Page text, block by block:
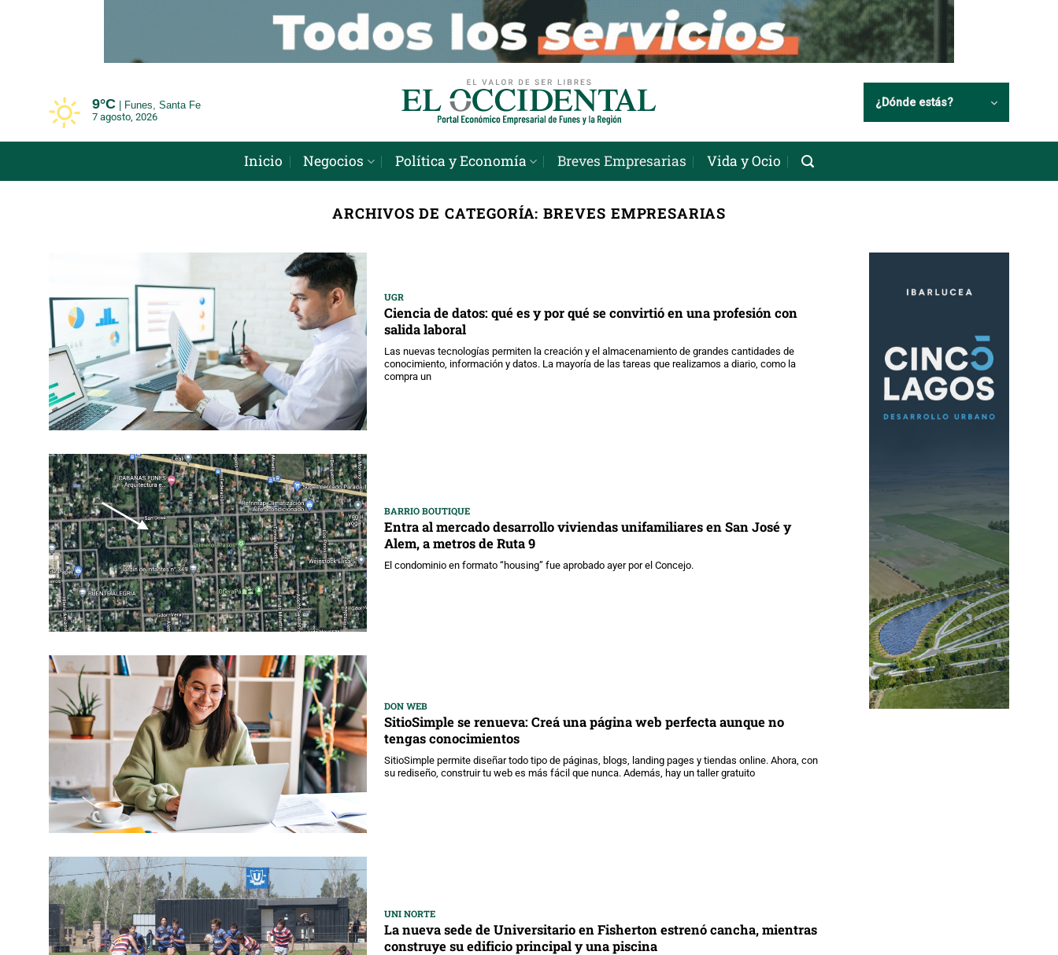
9°C
Funes, Santa Fe
7 agosto, 2026
¿Dónde estás?
Inicio Negocios Política y Economía Breves Empresarias Vida y Ocio
ARCHIVOS DE CATEGORÍA:BREVES EMPRESARIAS
UGR
Ciencia de datos: qué es y por qué se convirtió en una profesión con
salida laboral
Las nuevas tecnologías permiten la creación y el almacenamiento de grandes cantidades de
conocimiento, información y datos. La mayoría de las tareas que realizamos a diario, como la
compra un
BARRIO BOUTIQUE
Entra al mercado desarrollo viviendas unifamiliares en San José y
Alem, a metros de Ruta 9
El condominio en formato “housing” fue aprobado ayer por el Concejo.
DON WEB
SitioSimple se renueva: Creá una página web perfecta aunque no
tengas conocimientos
SitioSimple permite diseñar todo tipo de páginas, blogs, landing pages y tiendas online. Ahora, con
su rediseño, construir tu web es más fácil que nunca. Además, hay un taller gratuito
UNI NORTE
La nueva sede de Universitario en Fisherton estrenó cancha, mientras
construye su edificio principal y una piscina